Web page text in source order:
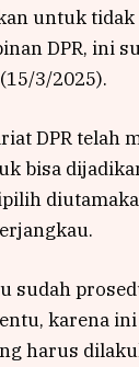
untuk tidak
DPR, ini
3/2025).
DPR telah
bisa
sudah
karena
harus